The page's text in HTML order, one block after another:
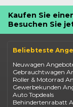
Kaufen Sie
Besuchen Sie
Beliebteste
Neuwagen
Gebrauchtwagen
Roller & Motorrad
Gewerbekunden
Auto Topdeals
Behindertenrabatt